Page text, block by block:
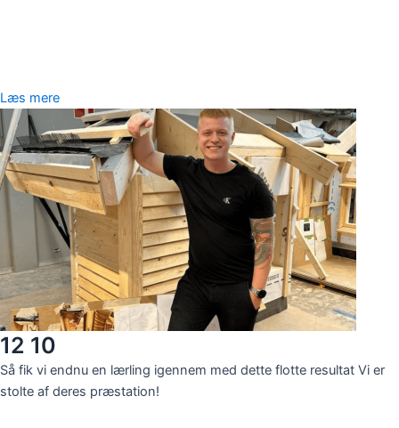
Læs mere
12 10
Så fik vi endnu en lærling igennem med dette flotte resultat Vi er
stolte af deres præstation!